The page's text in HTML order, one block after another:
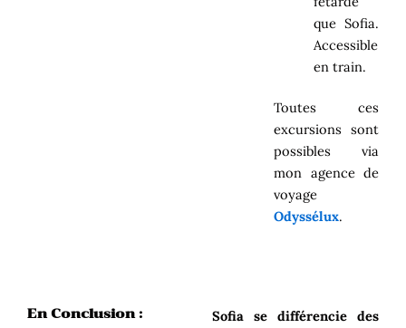
que Sofia.
Accessible
en train.
Toutes ces
excursions sont
possibles via
mon agence de
voyage
Odyssélux.
En Conclusion :
Sofia se différencie des